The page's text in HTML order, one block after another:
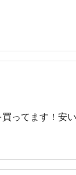
ってます！安